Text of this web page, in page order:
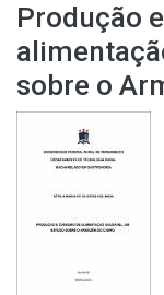
Produção
sobre o